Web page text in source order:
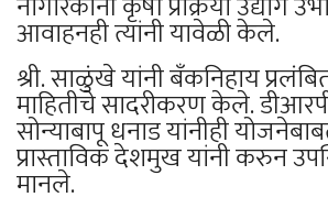
आवाहनही त्यांनी यावेळी केले.
श्री. साळुंखे यांनी बँकनिहाय
माहितीचे सादरीकरण केले.
सोन्याबापू धनाड यांनीही
प्रास्ताविक देशमुख यांनी करुन
मानले.